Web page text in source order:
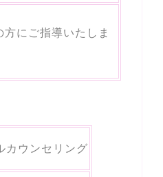
にご指導いたしま
カウンセリング